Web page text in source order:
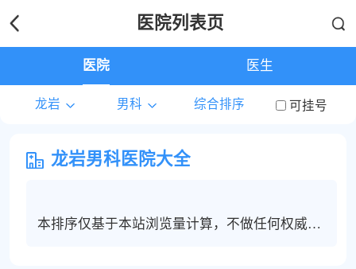
医院列表页
医院 医生
龙岩 男科 综合排序 可挂号
龙岩男科医院大全
本排序仅基于本站浏览量计算，不做任何权威度